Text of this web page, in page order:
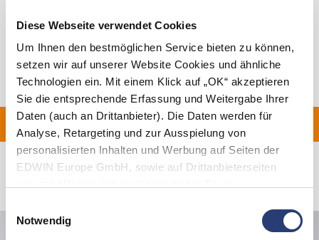
Diese Webseite verwendet Cookies
Um Ihnen den bestmöglichen Service bieten zu können,
setzen wir auf unserer Website Cookies und ähnliche
Technologien ein. Mit einem Klick auf „OK“ akzeptieren
Sie die entsprechende Erfassung und Weitergabe Ihrer
Daten (auch an Drittanbieter). Die Daten werden für
Analyse, Retargeting und zur Ausspielung von
personalisierten Inhalten und Werbung auf Seiten der
EDWIN Europe GmbH, sowie auf Drittanbieterseiten
von Cookies ablehnen oder jederzeit über Ihre Browser
Notwendig
Versand & Rücksendungen
Hersteller-Informationen
FÜR ALLE
Verwandte Artikel